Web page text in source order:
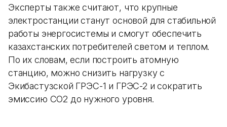
Эксперты также считают, что крупные
электростанции станут основой для стабильной
работы энергосистемы и смогут обеспечить
казахстанских потребителей светом и теплом.
По их словам, если построить атомную
станцию, можно снизить нагрузку с
Экибастузской ГРЭС-1 и ГРЭС-2 и сократить
эмиссию СО2 до нужного уровня.